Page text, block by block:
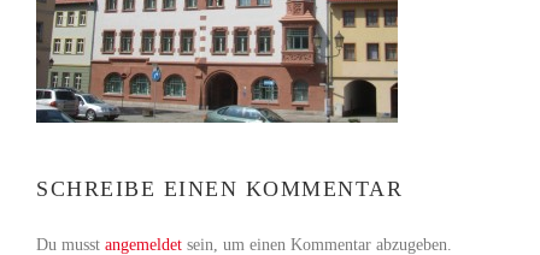
SCHREIBE EINEN KOMMENTAR
Du musst angemeldet sein, um einen Kommentar abzugeben.